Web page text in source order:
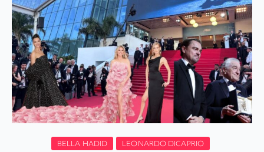
BELLA HADID LEONARDO DICAPRIO